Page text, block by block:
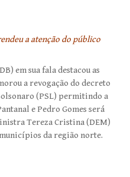
a atenção do público
em sua fala destacou as
a revogação do decreto
(PSL) permitindo a
e Pedro Gomes será
Tereza Cristina (DEM)
da região norte.